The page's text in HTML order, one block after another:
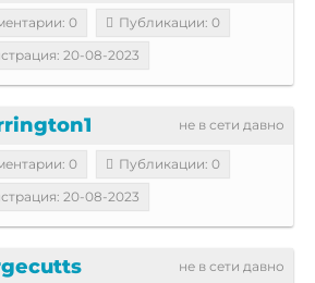
0
Публикации: 0
20-08-2023
не в сети давно
0
Публикации: 0
20-08-2023
не в сети давно